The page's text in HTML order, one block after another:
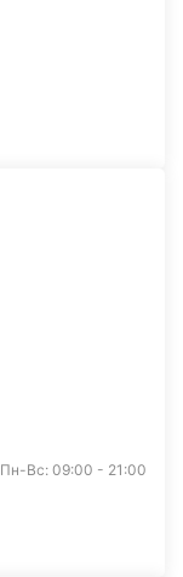
Пн-Вс: 09:00 - 21:00